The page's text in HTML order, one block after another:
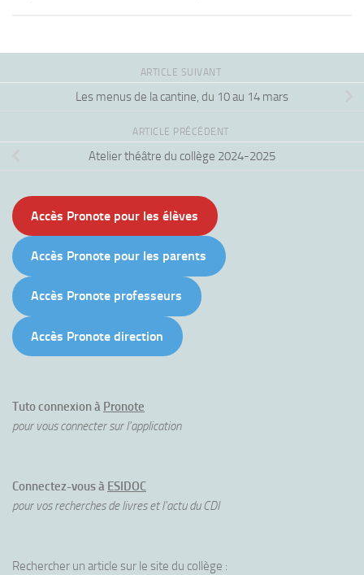
ARTICLE SUIVANT
Les menus de la cantine, du 10 au 14 mars
ARTICLE PRÉCÉDENT
Atelier théâtre du collège 2024-2025
Accès Pronote pour les élèves
Accès Pronote pour les parents
Accès Pronote professeurs
Accès Pronote direction
Tuto connexion à Pronote
pour vous connecter sur l'application
Connectez-vous à ESIDOC
pour vos recherches de livres et l'actu du CDI
Rechercher un article sur le site du collège :